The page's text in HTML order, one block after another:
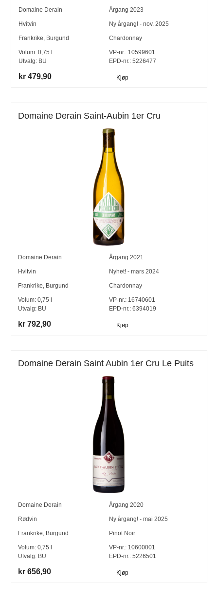
Domaine Derain Årgang 2023
Hvitvin Ny årgang! - nov. 2025
Frankrike, Burgund Chardonnay
Volum:0,75
Utvalg: BU
VP-nr.: 10599601
EPD-nr.: 5226477
kr 479,90 Kjøp
Domaine Derain Saint-Aubin 1er Cru
Domaine Derain Årgang 2021
Hvitvin Nyhet! - mars 2024
Frankrike, Burgund Chardonnay
Volum:0,75
Utvalg: BU
VP-nr.:16740601
EPD-nr.: 6394019
kr 792,90 Kjøp
Domaine Derain Saint Aubin 1er Cru Le Puits
Domaine Derain Årgang 2020
Rødvin Ny årgang! - mai 2025
Frankrike, Burgund Pinot Noir
Volum:0,75
Utvalg: BU
VP-nr.:10600001
EPD-nr.: 5226501
kr 656,90 Kjøp